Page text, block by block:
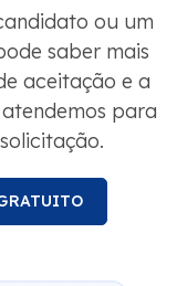
ou um
saber mais
aceitação e a
para